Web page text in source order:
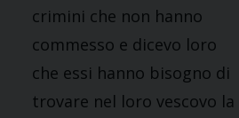
crimini che non hanno
commesso e dicevo loro
che essi hanno bisogno di
trovare nel loro vescovo la